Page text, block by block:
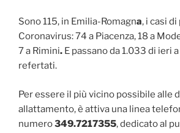
Sono 115, in Emilia-Romagna, i casi
Coronavirus: 74 a Piacenza, 18 a
7 a Rimini. E passano da 1.033 di ieri
refertati.
Per essere il più vicino possibile alle
allattamento, è attiva una linea
numero349.7217355, dedicato al